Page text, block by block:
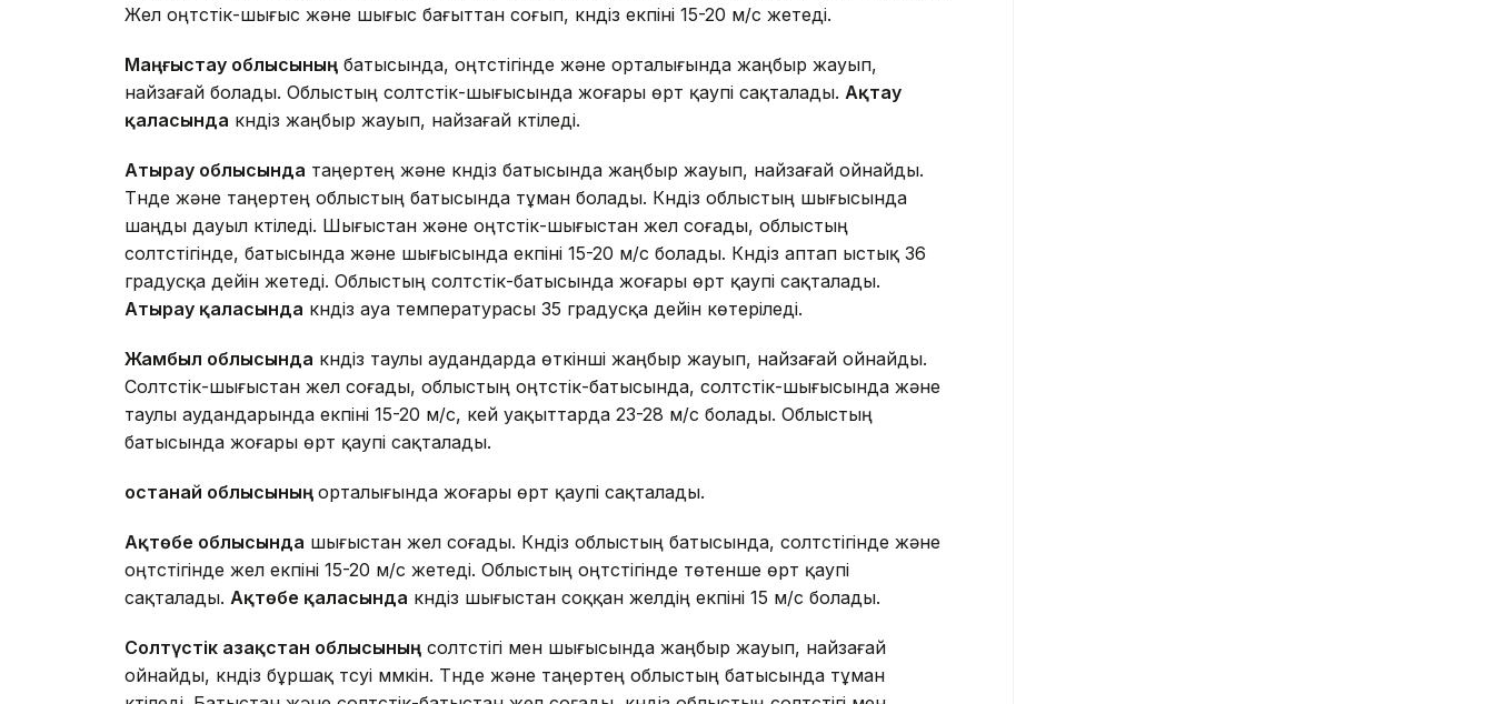
Жел оңтүстік-шығыс және шығыс бағыттан соғып, күндіз екпіні 15-20 м/с жетеді.
Маңғыстау облысының батысында, оңтүстігінде және орталығында жаңбыр жауып,
найзағай болады. Облыстың солтүстік-шығысында жоғары өрт қаупі сақталады. Ақтау
қаласында күндіз жаңбыр жауып, найзағай күтіледі.
Атырау облысында таңертең және күндіз батысында жаңбыр жауып, найзағай ойнайды.
Түнде және таңертең облыстың батысында тұман болады. Күндіз облыстың шығысында
шаңды дауыл күтіледі. Шығыстан және оңтүстік-шығыстан жел соғады, облыстың
солтүстігінде, батысында және шығысында екпіні 15-20 м/с болады. Күндіз аптап ыстық 36
градусқа дейін жетеді. Облыстың солтүстік-батысында жоғары өрт қаупі сақталады.
Атырау қаласында күндіз ауа температурасы 35 градусқа дейін көтеріледі.
Жамбыл облысында күндіз таулы аудандарда өткінші жаңбыр жауып, найзағай ойнайды.
Солтүстік-шығыстан жел соғады, облыстың оңтүстік-батысында, солтүстік-шығысында және
таулы аудандарында екпіні 15-20 м/с, кей уақыттарда 23-28 м/с болады. Облыстың
батысында жоғары өрт қаупі сақталады.
Қостанай облысының орталығында жоғары өрт қаупі сақталады.
Ақтөбе облысында шығыстан жел соғады. Күндіз облыстың батысында, солтүстігінде және
оңтүстігінде жел екпіні 15-20 м/с жетеді. Облыстың оңтүстігінде төтенше өрт қаупі
сақталады. Ақтөбе қаласында күндіз шығыстан соққан желдің екпіні 15 м/с болады.
Солтүстік Қазақстан облысының солтүстігі мен шығысында жаңбыр жауып, найзағай
ойнайды, күндіз бұршақ түсуі мүмкін. Түнде және таңертең облыстың батысында тұман